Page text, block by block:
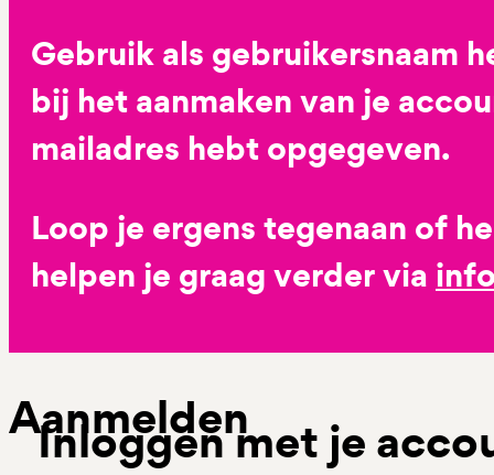
Gebruik als gebruikersnaam
bij het aanmaken van je
mailadres hebt opgegeven.
Loop je ergens tegenaan of
helpen je graag verder via
Inloggen met je
Aanmelden